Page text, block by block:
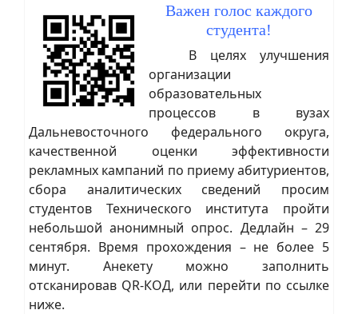
Важен голос каждого
студента!
В целях улучшения
организации
образовательных
процессов в вузах
Дальневосточного федерального округа,
качественной оценки эффективности
рекламных кампаний по приему абитуриентов,
сбора аналитических сведений просим
студентов Технического института пройти
небольшой анонимный опрос. Дедлайн – 29
сентября. Время прохождения – не более 5
минут. Анекету можно заполнить
отсканировав QR-КОД, или перейти по ссылке
ниже.